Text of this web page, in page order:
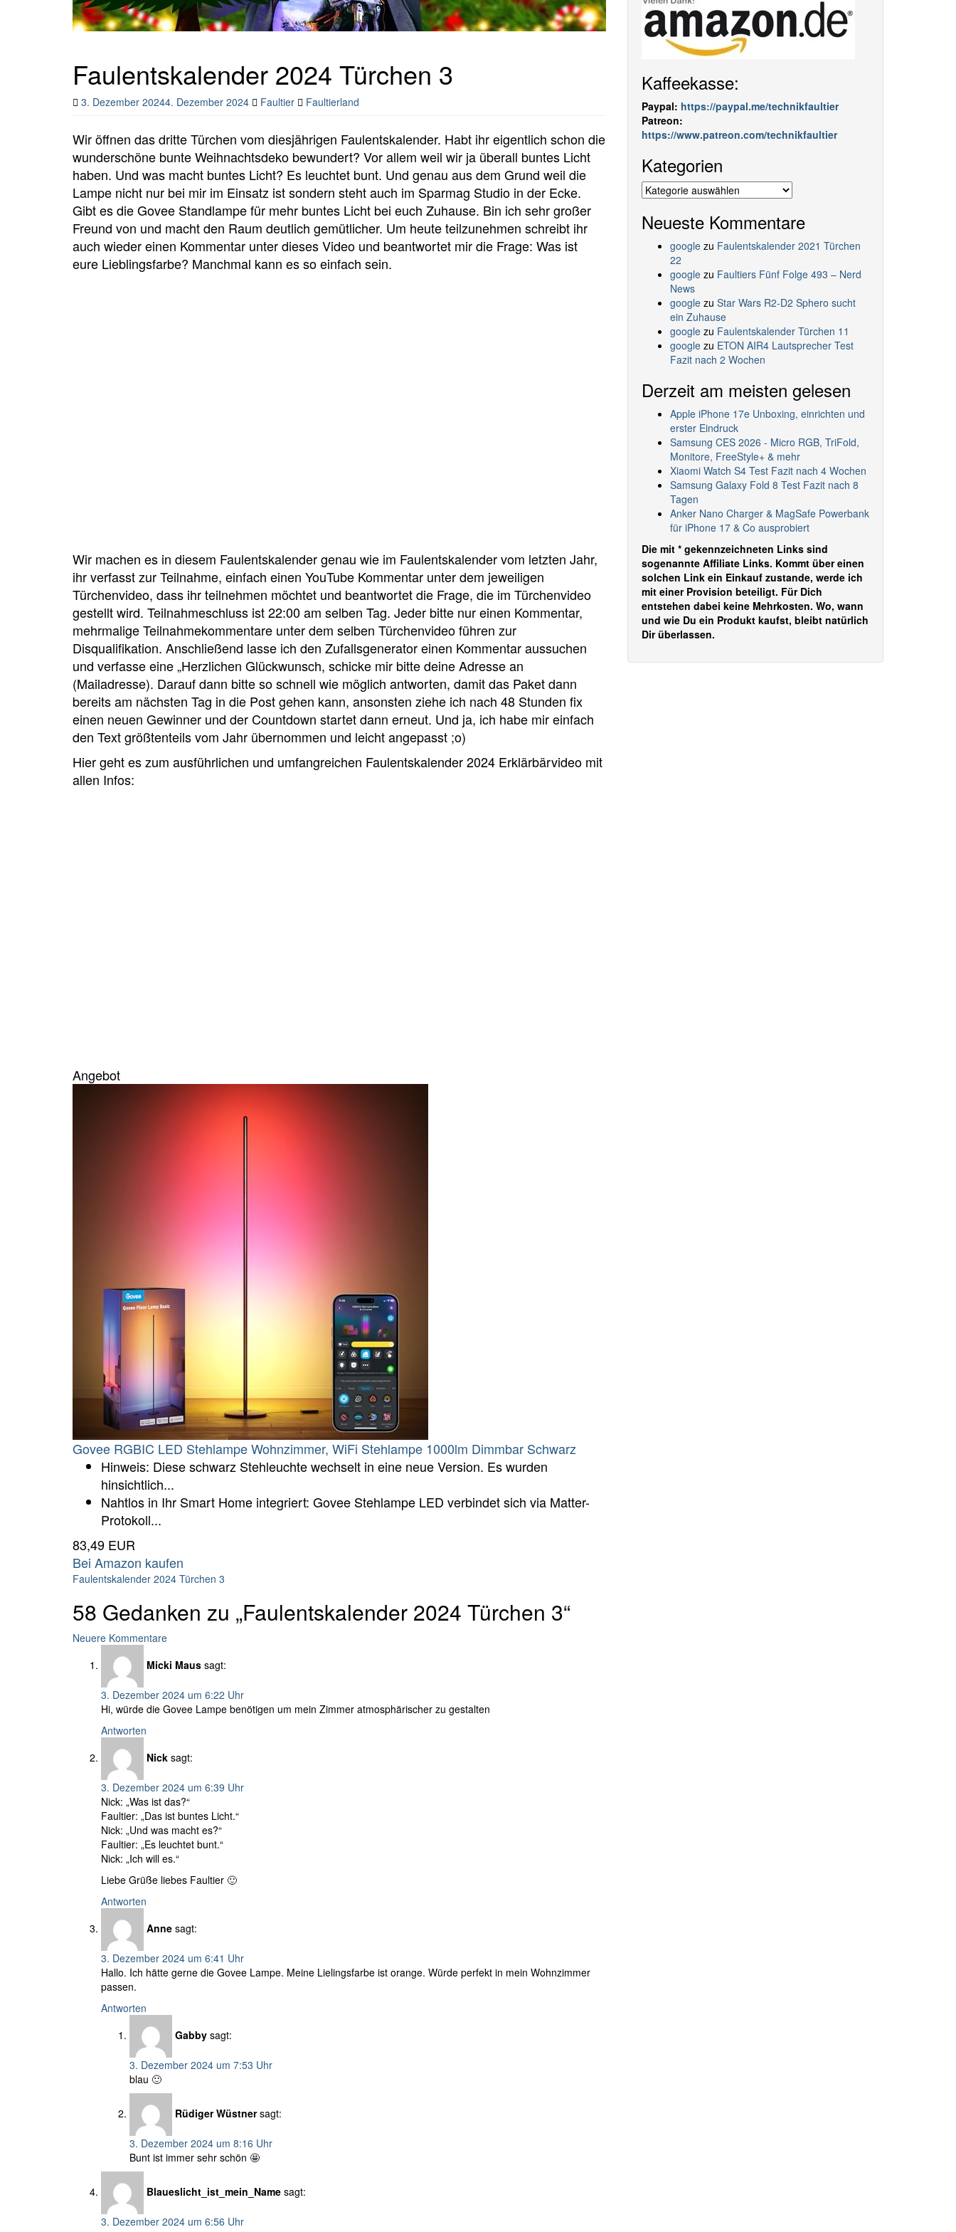
Faulentskalender 2024 Türchen 3
3. Dezember 20244. Dezember 2024 Faultier Faultierland
Wir öffnen das dritte Türchen vom diesjährigen Faulentskalender. Habt ihr eigentlich schon die
wunderschöne bunte Weihnachtsdeko bewundert? Vor allem weil wir ja überall buntes Licht
haben. Und was macht buntes Licht? Es leuchtet bunt. Und genau aus dem Grund weil die
Lampe nicht nur bei mir im Einsatz ist sondern steht auch im Sparmag Studio in der Ecke.
Gibt es die Govee Standlampe für mehr buntes Licht bei euch Zuhause. Bin ich sehr großer
Freund von und macht den Raum deutlich gemütlicher. Um heute teilzunehmen schreibt ihr
auch wieder einen Kommentar unter dieses Video und beantwortet mir die Frage: Was ist
eure Lieblingsfarbe? Manchmal kann es so einfach sein.
Wir machen es in diesem Faulentskalender genau wie im Faulentskalender vom letzten Jahr,
ihr verfasst zur Teilnahme, einfach einen YouTube Kommentar unter dem jeweiligen
Türchenvideo, dass ihr teilnehmen möchtet und beantwortet die Frage, die im Türchenvideo
gestellt wird. Teilnahmeschluss ist 22:00 am selben Tag. Jeder bitte nur einen Kommentar,
mehrmalige Teilnahmekommentare unter dem selben Türchenvideo führen zur
Disqualifikation. Anschließend lasse ich den Zufallsgenerator einen Kommentar aussuchen
und verfasse eine „Herzlichen Glückwunsch, schicke mir bitte deine Adresse an
(Mailadresse). Darauf dann bitte so schnell wie möglich antworten, damit das Paket dann
bereits am nächsten Tag in die Post gehen kann, ansonsten ziehe ich nach 48 Stunden fix
einen neuen Gewinner und der Countdown startet dann erneut. Und ja, ich habe mir einfach
den Text größtenteils vom Jahr übernommen und leicht angepasst ;o)
Hier geht es zum ausführlichen und umfangreichen Faulentskalender 2024 Erklärbärvideo mit
allen Infos:
Angebot
Govee RGBIC LED Stehlampe Wohnzimmer, WiFi Stehlampe 1000lm Dimmbar Schwarz
Hinweis: Diese schwarz Stehleuchte wechselt in eine neue Version. Es wurden
hinsichtlich...
Nahtlos in Ihr Smart Home integriert: Govee Stehlampe LED verbindet sich via Matter-
Protokoll...
83,49 EUR
Bei Amazon kaufen
Faulentskalender 2024 Türchen 3
58 Gedanken zu „Faulentskalender 2024 Türchen 3“
Kommentar-
Navigation
Neuere Kommentare
Micki Maus sagt:
3. Dezember 2024 um 6:22 Uhr
Hi, würde die Govee Lampe benötigen um mein Zimmer atmosphärischer zu gestalten
Antworten
Nick sagt:
3. Dezember 2024 um 6:39 Uhr
Nick: „Was ist das?“
Faultier: „Das ist buntes Licht.“
Nick: „Und was macht es?“
Faultier: „Es leuchtet bunt.“
Nick: „Ich will es.“
Liebe Grüße liebes Faultier 🙂
Antworten
Anne sagt:
3. Dezember 2024 um 6:41 Uhr
Hallo. Ich hätte gerne die Govee Lampe. Meine Lielingsfarbe ist orange. Würde perfekt in mein Wohnzimmer
passen.
Antworten
Gabby sagt:
3. Dezember 2024 um 7:53 Uhr
blau 🙂
Rüdiger Wüstner sagt:
3. Dezember 2024 um 8:16 Uhr
Bunt ist immer sehr schön 🤩
Blaueslicht_ist_mein_Name sagt:
3. Dezember 2024 um 6:56 Uhr
Kaffeekasse:
Paypal: https://paypal.me/technikfaultier
Patreon:
https://www.patreon.com/technikfaultier
Kategorien
Kategorien
Neueste Kommentare
google zu Faulentskalender 2021 Türchen
22
google zu Faultiers Fünf Folge 493 – Nerd
News
google zu Star Wars R2-D2 Sphero sucht
ein Zuhause
google zu Faulentskalender Türchen 11
google zu ETON AIR4 Lautsprecher Test
Fazit nach 2 Wochen
Derzeit am meisten gelesen
Apple iPhone 17e Unboxing, einrichten und
erster Eindruck
Samsung CES 2026 - Micro RGB, TriFold,
Monitore, FreeStyle+ & mehr
Xiaomi Watch S4 Test Fazit nach 4 Wochen
Samsung Galaxy Fold 8 Test Fazit nach 8
Tagen
Anker Nano Charger & MagSafe Powerbank
für iPhone 17 & Co ausprobiert
Die mit * gekennzeichneten Links sind
sogenannte Affiliate Links. Kommt über einen
solchen Link ein Einkauf zustande, werde ich
mit einer Provision beteiligt. Für Dich
entstehen dabei keine Mehrkosten. Wo, wann
und wie Du ein Produkt kaufst, bleibt natürlich
Dir überlassen.